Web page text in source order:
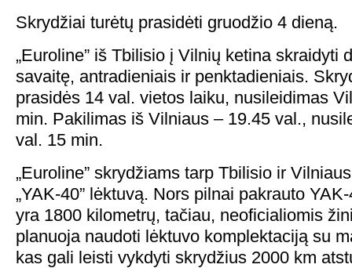
Skrydžiai turėtų prasidėti gruodžio 4 dieną.
„Euroline” iš Tbilisio į Vilnių ketina skraidyti
savaitę, antradieniais ir penktadieniais.
prasidės 14 val. vietos laiku, nusileidimas
min. Pakilimas iš Vilniaus – 19.45 val.,
val. 15 min.
„Euroline” skrydžiams tarp Tbilisio ir
„YAK-40” lėktuvą. Nors pilnai pakrauto
yra 1800 kilometrų, tačiau, neoficialiomis
planuoja naudoti lėktuvo komplektaciją su
kas gali leisti vykdyti skrydžius 2000 km